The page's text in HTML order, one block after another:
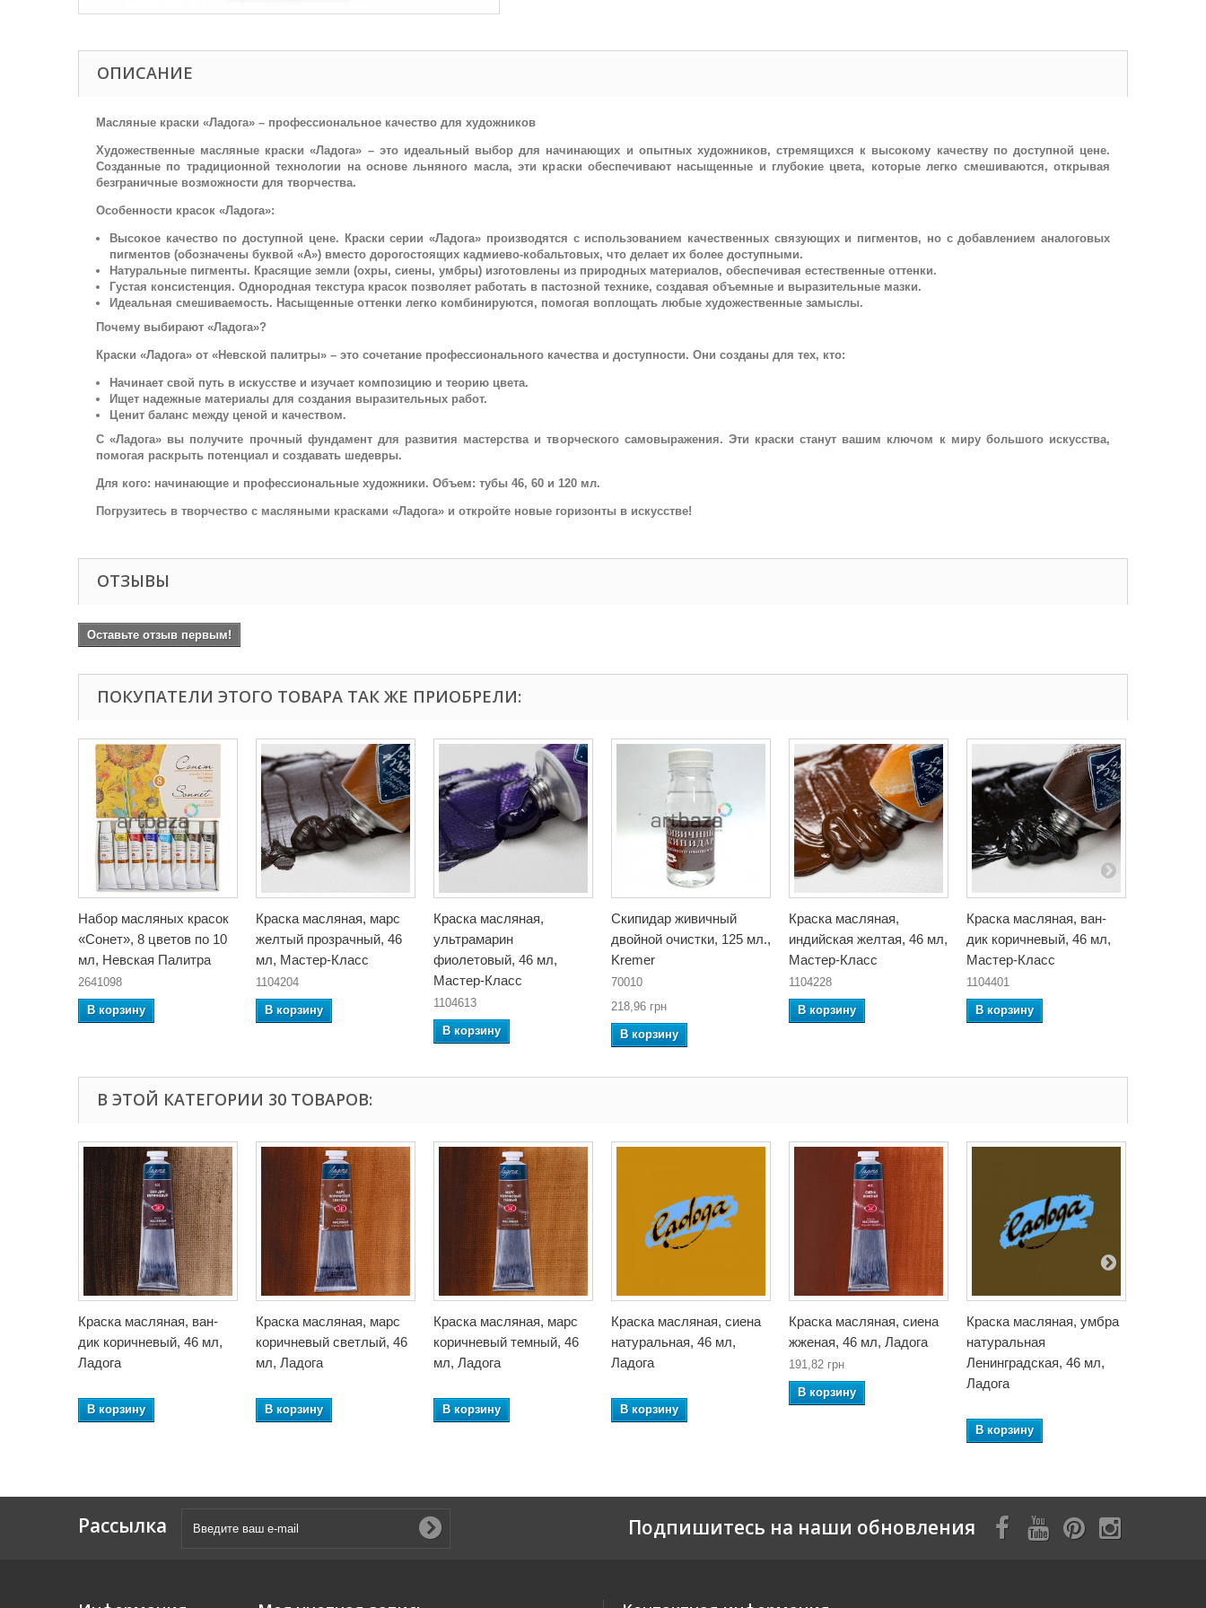
ОПИСАНИЕ
Масляные краски «Ладога» – профессиональное качество для художников
Художественные масляные краски «Ладога» – это идеальный выбор для начинающих и опытных художников, стремящихся к высокому качеству по доступной цене.
Созданные по традиционной технологии на основе льняного масла, эти краски обеспечивают насыщенные и глубокие цвета, которые легко смешиваются, открывая
безграничные возможности для творчества.
Особенности красок «Ладога»:
Высокое качество по доступной цене. Краски серии «Ладога» производятся с использованием качественных связующих и пигментов, но с добавлением аналоговых
пигментов (обозначены буквой «А») вместо дорогостоящих кадмиево-кобальтовых, что делает их более доступными.
Натуральные пигменты. Красящие земли (охры, сиены, умбры) изготовлены из природных материалов, обеспечивая естественные оттенки.
Густая консистенция. Однородная текстура красок позволяет работать в пастозной технике, создавая объемные и выразительные мазки.
Идеальная смешиваемость. Насыщенные оттенки легко комбинируются, помогая воплощать любые художественные замыслы.
Почему выбирают «Ладога»?
Краски «Ладога» от «Невской палитры» – это сочетание профессионального качества и доступности. Они созданы для тех, кто:
Начинает свой путь в искусстве и изучает композицию и теорию цвета.
Ищет надежные материалы для создания выразительных работ.
Ценит баланс между ценой и качеством.
С «Ладога» вы получите прочный фундамент для развития мастерства и творческого самовыражения. Эти краски станут вашим ключом к миру большого искусства,
помогая раскрыть потенциал и создавать шедевры.
Для кого: начинающие и профессиональные художники. Объем: тубы 46, 60 и 120 мл.
Погрузитесь в творчество с масляными красками «Ладога» и откройте новые горизонты в искусстве!
ОТЗЫВЫ
Оставьте отзыв первым!
ПОКУПАТЕЛИ ЭТОГО ТОВАРА ТАК ЖЕ ПРИОБРЕЛИ:
Набор масляных красок
«Сонет», 8 цветов по 10
мл, Невская Палитра
2641098
В корзину
Краска масляная, марс
желтый прозрачный, 46
мл, Мастер-Класс
1104204
В корзину
Краска масляная,
ультрамарин
фиолетовый, 46 мл,
Мастер-Класс
1104613
В корзину
Скипидар живичный
двойной очистки, 125 мл.,
Kremer
70010
218,96 грн
В корзину
Краска масляная,
индийская желтая, 46 мл,
Мастер-Класс
1104228
В корзину
Краска масляная, ван-
дик коричневый, 46 мл,
Мастер-Класс
1104401
В корзину
В ЭТОЙ КАТЕГОРИИ 30 ТОВАРОВ:
Краска масляная, ван-
дик коричневый, 46 мл,
Ладога
В корзину
Краска масляная, марс
коричневый светлый, 46
мл, Ладога
В корзину
Краска масляная, марс
коричневый темный, 46
мл, Ладога
В корзину
Краска масляная, сиена
натуральная, 46 мл,
Ладога
В корзину
Краска масляная, сиена
жженая, 46 мл, Ладога
191,82 грн
В корзину
Краска масляная, умбра
натуральная
Ленинградская, 46 мл,
Ладога
В корзину
Рассылка Подпишитесь на наши обновления